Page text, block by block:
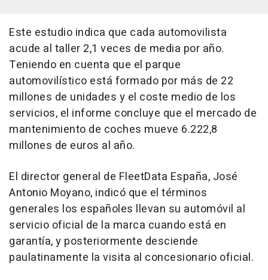
Este estudio indica que cada automovilista
acude al taller 2,1 veces de media por año.
Teniendo en cuenta que el parque
automovilístico está formado por más de 22
millones de unidades y el coste medio de los
servicios, el informe concluye que el mercado de
mantenimiento de coches mueve 6.222,8
millones de euros al año.
El director general de FleetData España, José
Antonio Moyano, indicó que el términos
generales los españoles llevan su automóvil al
servicio oficial de la marca cuando está en
garantía, y posteriormente desciende
paulatinamente la visita al concesionario oficial.